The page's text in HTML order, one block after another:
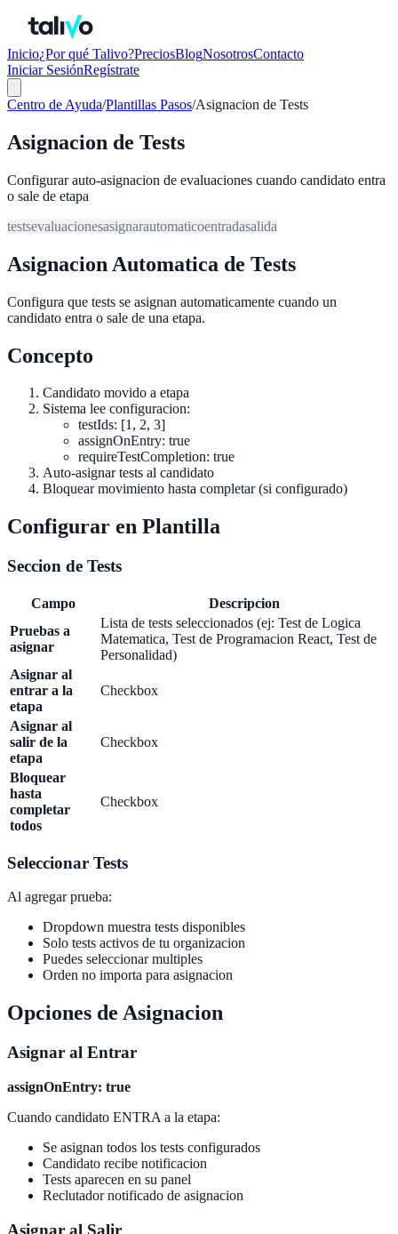
Inicio¿Por qué Talivo?PreciosBlogNosotrosContacto
Iniciar SesiónRegístrate
Centro de Ayuda/Plantillas Pasos/Asignacion de Tests
Asignacion de Tests
Configurar auto-asignacion de evaluaciones cuando candidato entra
o sale de etapa
testsevaluacionesasignarautomaticoentradasalida
Asignacion Automatica de Tests
Configura que tests se asignan automaticamente cuando un
candidato entra o sale de una etapa.
Concepto
Candidato movido a etapa
Sistema lee configuracion:
testIds: [1, 2, 3]
assignOnEntry: true
requireTestCompletion: true
Auto-asignar tests al candidato
Bloquear movimiento hasta completar (si configurado)
Configurar en Plantilla
Seccion de Tests
Campo
Descripcion
Pruebas a
asignar
Lista de tests seleccionados (ej: Test de Logica
Matematica, Test de Programacion React, Test de
Personalidad)
Asignar al
entrar a la
etapa
Checkbox
Asignar al
salir de la
etapa
Checkbox
Bloquear
hasta
completar
todos
Checkbox
Seleccionar Tests
Al agregar prueba:
Dropdown muestra tests disponibles
Solo tests activos de tu organizacion
Puedes seleccionar multiples
Orden no importa para asignacion
Opciones de Asignacion
Asignar al Entrar
assignOnEntry: true
Cuando candidato ENTRA a la etapa:
Se asignan todos los tests configurados
Candidato recibe notificacion
Tests aparecen en su panel
Reclutador notificado de asignacion
Asignar al Salir